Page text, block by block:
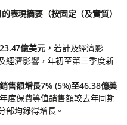
表現摘要（按固定（及實質）
億美元， 若計及經濟影
經濟影響，年初至第三季度新
售額增長7% (5%)至46.38億美
度保費等值銷售額較去年同期
部均錄得增長。